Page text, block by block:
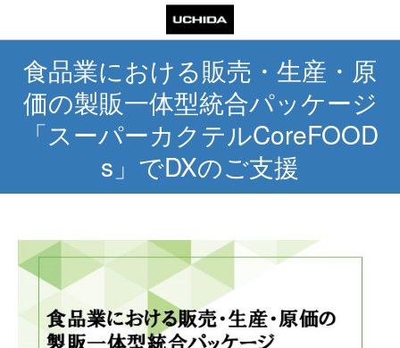
食品業における販売・生産・原
価の製販一体型統合パッケージ
「スーパーカクテルCoreFOOD
s」でDXのご支援